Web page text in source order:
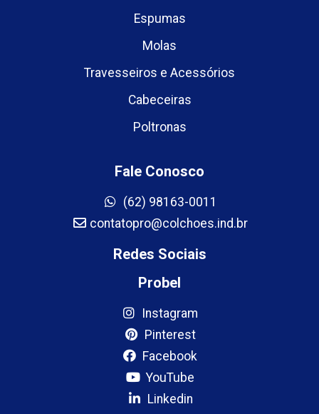
Espumas
Molas
Travesseiros e Acessórios
Cabeceiras
Poltronas
Fale Conosco
(62) 98163-0011
contatopro@colchoes.ind.br
Redes Sociais
Probel
Instagram
Pinterest
Facebook
YouTube
Linkedin